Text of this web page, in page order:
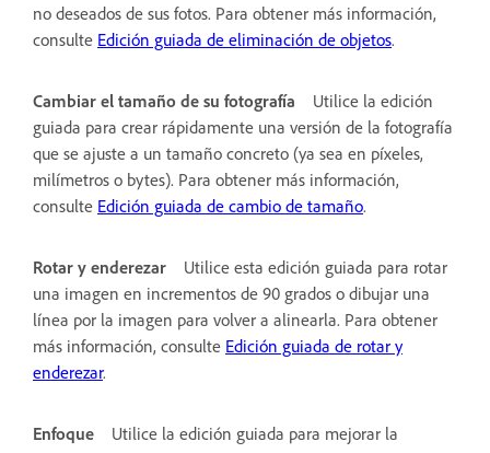
no deseados de sus fotos. Para obtener más información,
consulte Edición guiada de eliminación de objetos.
Cambiar el tamaño de su fotografía
Utilice la edición
guiada para crear rápidamente una versión de la fotografía
que se ajuste a un tamaño concreto (ya sea en píxeles,
milímetros o bytes). Para obtener más información,
consulte Edición guiada de cambio de tamaño.
Rotar y enderezar
Utilice esta edición guiada para rotar
una imagen en incrementos de 90 grados o dibujar una
línea por la imagen para volver a alinearla. Para obtener
más información, consulte Edición guiada de rotar y
enderezar.
Enfoque
Utilice la edición guiada para mejorar la